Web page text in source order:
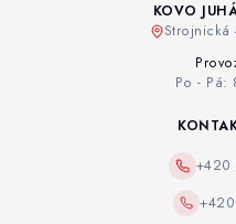
KOVO
Strojnická
Po - Pá:
+420